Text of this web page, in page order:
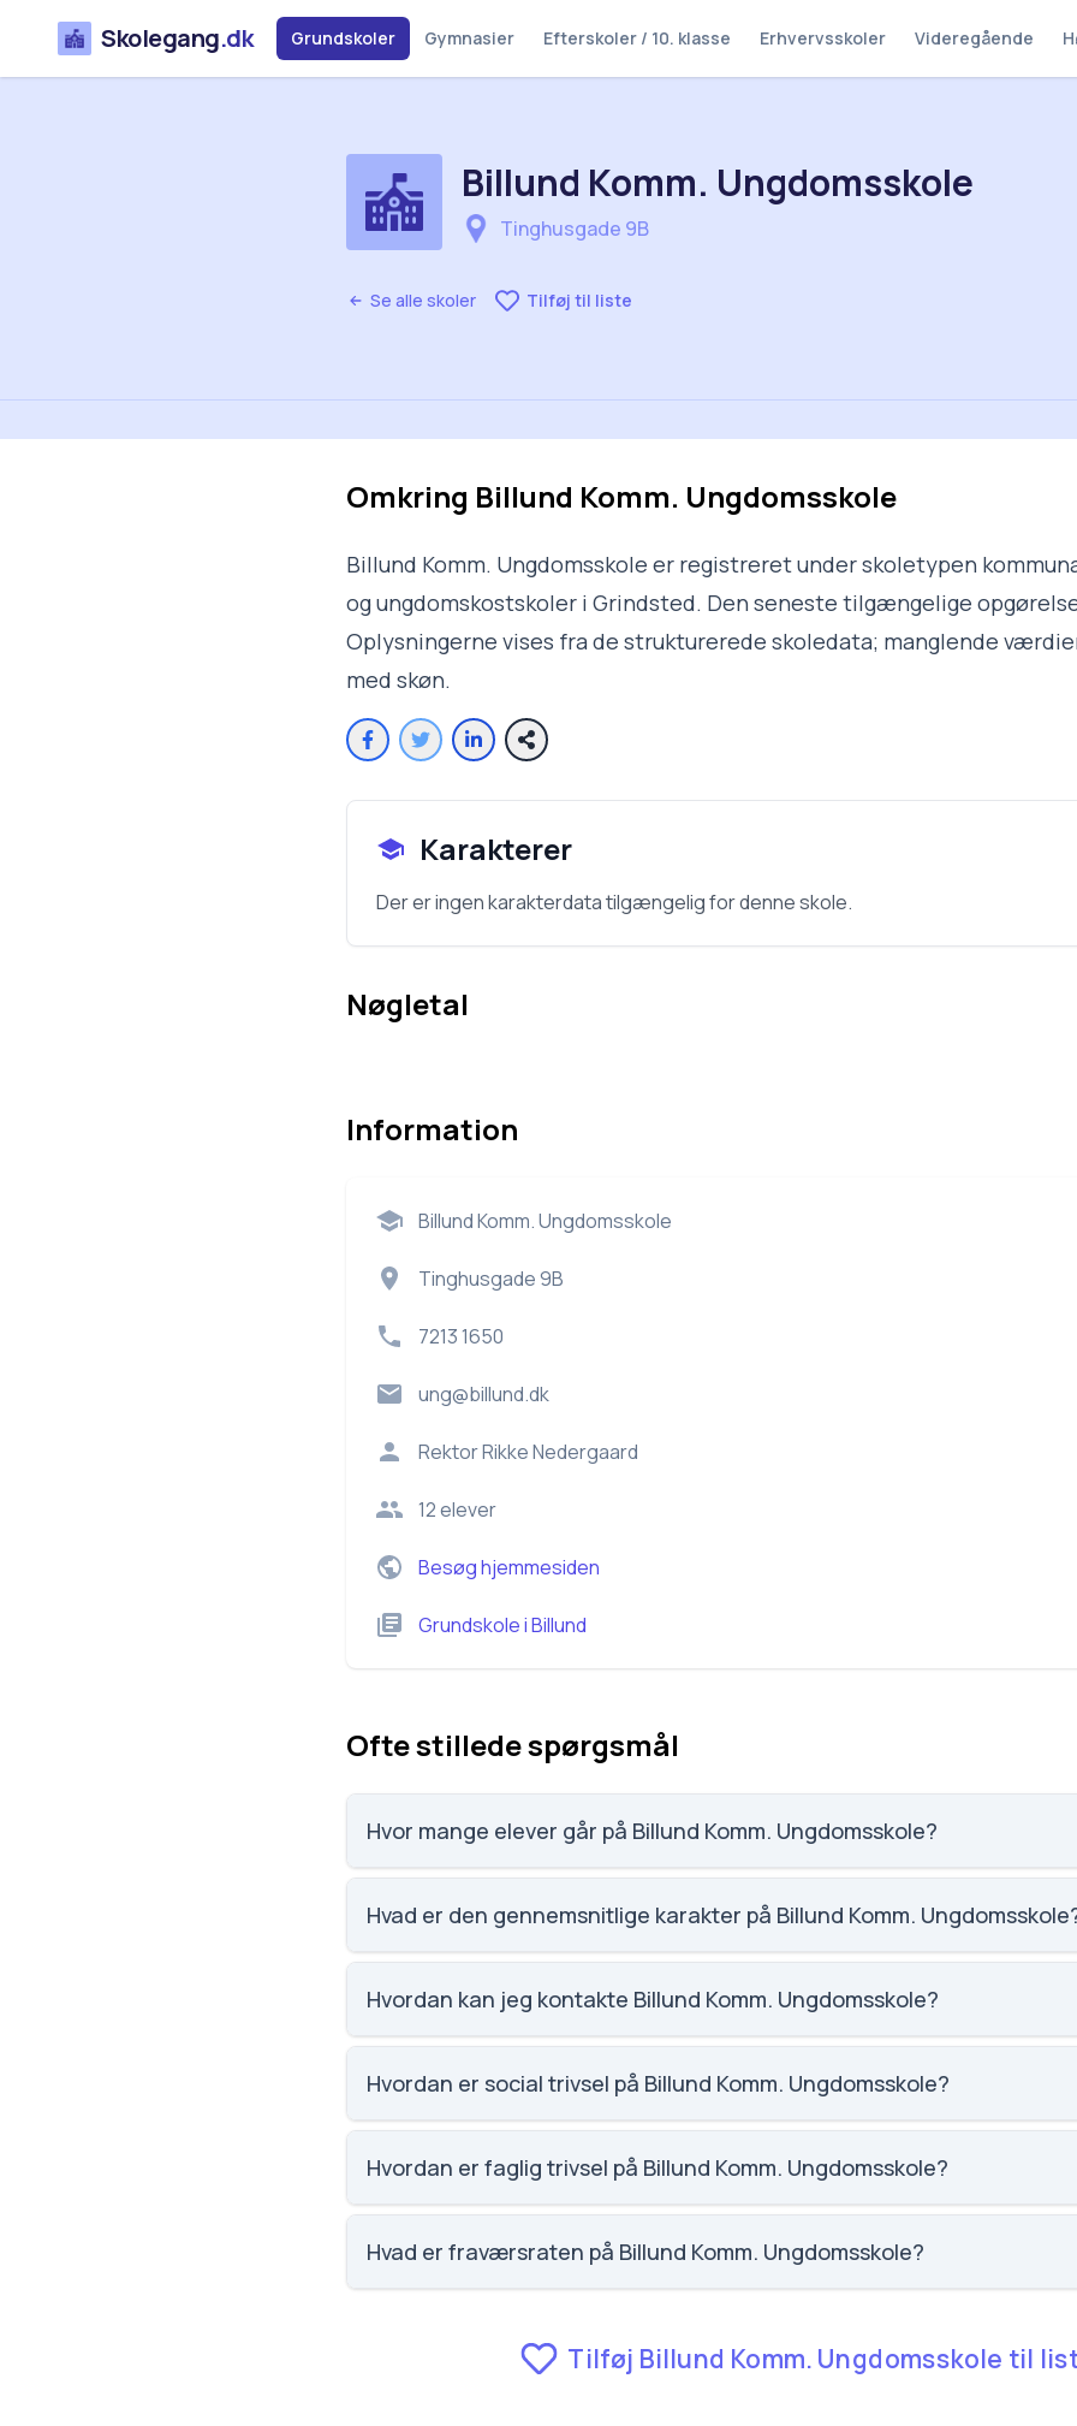
Skolegang.dk Grundskoler Gymnasier Efterskoler / 10. klasse Erhvervsskoler Videregående
Se alle skoler Tilføj til liste
Billund Komm. Ungdomsskole
Tinghusgade 9B
Omkring Billund Komm. Ungdomsskole
Billund Komm. Ungdomsskole er registreret under skoletypen
og ungdomskostskoler i Grindsted. Den seneste tilgængelige
Oplysningerne vises fra de strukturerede skoledata; manglende
med skøn.
Karakterer
Der er ingen karakterdata tilgængelig for denne skole.
Nøgletal
Information
Billund Komm. Ungdomsskole
Tinghusgade 9B
7213 1650
ung@billund.dk
RektorRikke Nedergaard
12elever
Besøg hjemmesiden
GrundskoleiBillund
Ofte stillede spørgsmål
Hvor mange elever går på Billund Komm. Ungdomsskole?
Billund Komm. Ungdomsskole har 12 elever, hvilket gør den til nummer 2525 ud af
Hvad er den gennemsnitlige karakter på Billund Komm.
Vi har ikke data om karaktergennemsnittet for Billund Komm. Ungdomsskole.
Hvordan kan jeg kontakte Billund Komm. Ungdomsskole?
Email: ung@billund.dk. Telefon: 7213 1650. Adresse: Tinghusgade 9B.
Hvordan er social trivsel på Billund Komm. Ungdomsskole?
Vi har ikke data om social trivsel for Billund Komm. Ungdomsskole.
Hvordan er faglig trivsel på Billund Komm. Ungdomsskole?
Vi har ikke data om faglig trivsel for Billund Komm. Ungdomsskole.
Hvad er fraværsraten på Billund Komm. Ungdomsskole?
Tilføj Billund Komm. Ungdomsskole til